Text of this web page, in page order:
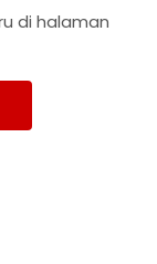
di halaman